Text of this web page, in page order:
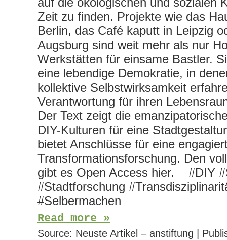
Zeit zu finden. Projekte wie das
Berlin, das Café kaputt in Leipzig
Augsburg sind weit mehr als nur
Werkstätten für einsame Bastler.
eine lebendige Demokratie, in
kollektive Selbstwirksamkeit
Verantwortung für ihren
Der Text zeigt die
DIY-Kulturen für eine
bietet Anschlüsse für eine
Transformationsforschung. Den
gibt es Open Access hier. #DIY
#Stadtforschung
#Selbermachen
Read more »
Source: Neuste Artikel – anstiftung